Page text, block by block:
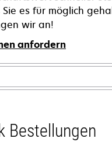
es für möglich
wir an!
anfordern
Bestellungen